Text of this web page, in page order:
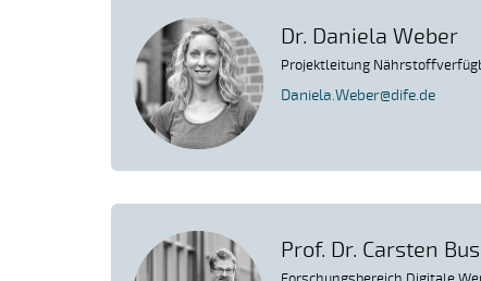
Dr. Daniela Weber
Projektleitung
Daniela.Weber@dife.de
Prof. Dr. Carsten